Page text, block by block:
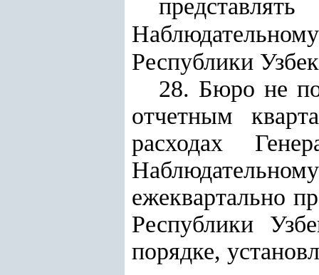
Республики
28. Бюро не
отчетным
расходах
ежеквартально
Республики
порядке,